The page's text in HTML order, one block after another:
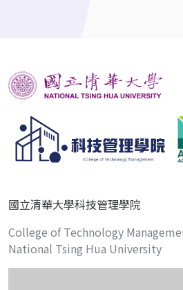
國立清華大學科技管理學院
College of Technology
National Tsing Hua University